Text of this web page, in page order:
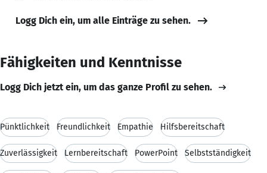
Logg Dich ein, um alle Einträge zu sehen.
Fähigkeiten und Kenntnisse
Logg Dich jetzt ein, um das ganze Profil zu sehen.
Pünktlichkeit Freundlichkeit Empathie Hilfsbereitschaft
Zuverlässigkeit Lernbereitschaft PowerPoint Selbstständigkeit